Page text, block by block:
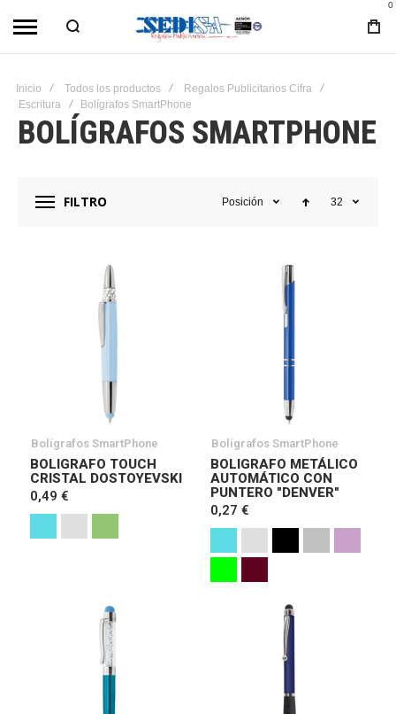
0
Inicio Todos los productos
Regalos Publicitarios Cifra
Escritura
Bolígrafos SmartPhone
BOLÍGRAFOS SMARTPHONE
FILTRO Posición 32
Bolígrafos SmartPhone
BOLIGRAFO TOUCH
CRISTAL DOSTOYEVSKI
0,49 €
Bolígrafos SmartPhone
BOLIGRAFO METÁLICO
AUTOMÁTICO CON
PUNTERO "DENVER"
0,27 €